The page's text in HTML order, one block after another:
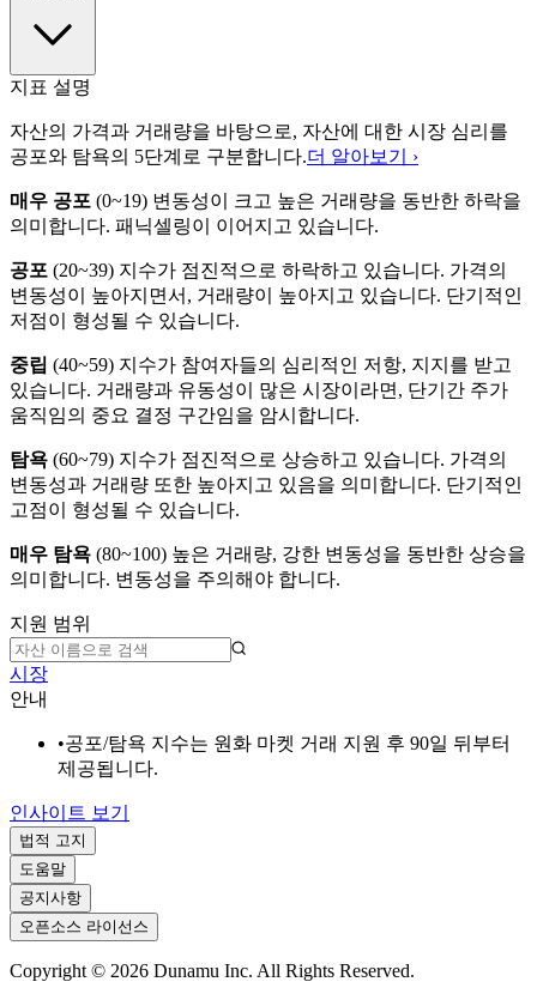
지표 설명
자산의 가격과 거래량을 바탕으로, 자산에 대한 시장 심리를
공포와 탐욕의 5단계로 구분합니다.더 알아보기 ›
매우 공포 (0~19) 변동성이 크고 높은 거래량을 동반한 하락을
의미합니다. 패닉셀링이 이어지고 있습니다.
공포 (20~39) 지수가 점진적으로 하락하고 있습니다. 가격의
변동성이 높아지면서, 거래량이 높아지고 있습니다. 단기적인
저점이 형성될 수 있습니다.
중립 (40~59) 지수가 참여자들의 심리적인 저항, 지지를 받고
있습니다. 거래량과 유동성이 많은 시장이라면, 단기간 주가
움직임의 중요 결정 구간임을 암시합니다.
탐욕 (60~79) 지수가 점진적으로 상승하고 있습니다. 가격의
변동성과 거래량 또한 높아지고 있음을 의미합니다. 단기적인
고점이 형성될 수 있습니다.
매우 탐욕 (80~100) 높은 거래량, 강한 변동성을 동반한 상승을
의미합니다. 변동성을 주의해야 합니다.
지원 범위
시장
안내
•공포/탐욕 지수는 원화 마켓 거래 지원 후 90일 뒤부터
제공됩니다.
인사이트 보기
법적 고지
도움말
공지사항
오픈소스 라이선스
Copyright © 2026 Dunamu Inc. All Rights Reserved.